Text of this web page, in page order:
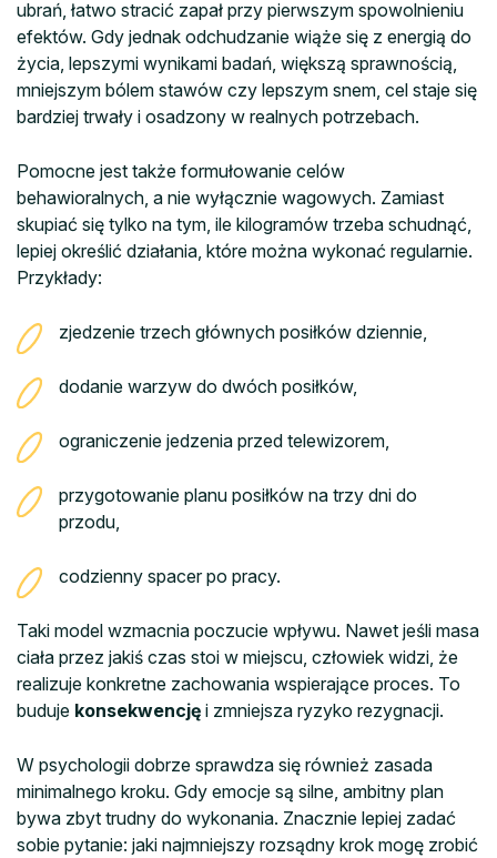
ubrań, łatwo stracić zapał przy pierwszym spowolnieniu
efektów. Gdy jednak odchudzanie wiąże się z energią do
życia, lepszymi wynikami badań, większą sprawnością,
mniejszym bólem stawów czy lepszym snem, cel staje się
bardziej trwały i osadzony w realnych potrzebach.
Pomocne jest także formułowanie celów
behawioralnych, a nie wyłącznie wagowych. Zamiast
skupiać się tylko na tym, ile kilogramów trzeba schudnąć,
lepiej określić działania, które można wykonać regularnie.
Przykłady:
zjedzenie trzech głównych posiłków dziennie,
dodanie warzyw do dwóch posiłków,
ograniczenie jedzenia przed telewizorem,
przygotowanie planu posiłków na trzy dni do
przodu,
codzienny spacer po pracy.
Taki model wzmacnia poczucie wpływu. Nawet jeśli masa
ciała przez jakiś czas stoi w miejscu, człowiek widzi, że
realizuje konkretne zachowania wspierające proces. To
buduje konsekwencję i zmniejsza ryzyko rezygnacji.
W psychologii dobrze sprawdza się również zasada
minimalnego kroku. Gdy emocje są silne, ambitny plan
bywa zbyt trudny do wykonania. Znacznie lepiej zadać
sobie pytanie: jaki najmniejszy rozsądny krok mogę zrobić